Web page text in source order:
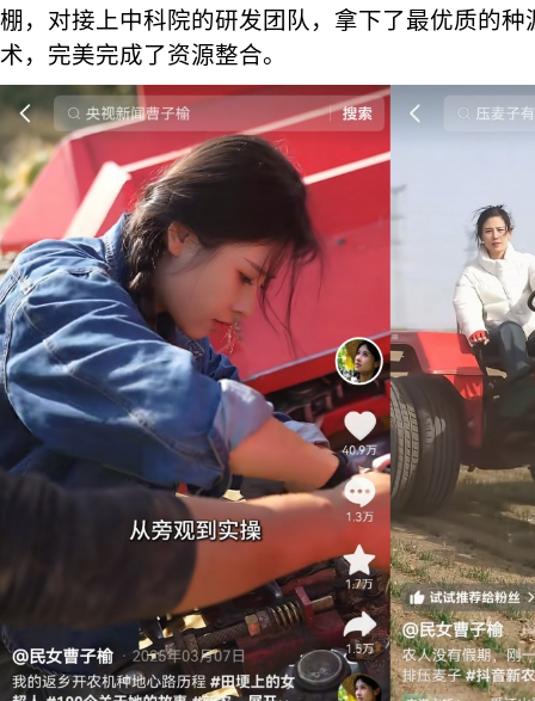
棚，对接上中科院的研发团队，拿下了最优质的种
术，完美完成了资源整合。